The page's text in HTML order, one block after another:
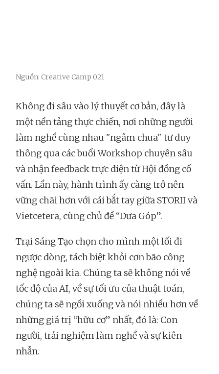
Nguồn: Creative Camp 021
Không đi sâu vào lý thuyết cơ bản, đây là
một nền tảng thực chiến, nơi những người
làm nghề cùng nhau "ngâm chua" tư duy
thông qua các buổi Workshop chuyên sâu
và nhận feedback trực diện từ Hội đồng cố
vấn. Lần này, hành trình ấy càng trở nên
vững chãi hơn với cái bắt tay giữa STORII và
Vietcetera, cùng chủ đề “Dưa Góp”.
Trại Sáng Tạo chọn cho mình một lối đi
ngược dòng, tách biệt khỏi cơn bão công
nghệ ngoài kia. Chúng ta sẽ không nói về
tốc độ của AI, về sự tối ưu của thuật toán,
chúng ta sẽ ngồi xuống và nói nhiều hơn về
những giá trị “hữu cơ” nhất, đó là: Con
người, trải nghiệm làm nghề và sự kiên
nhẫn.